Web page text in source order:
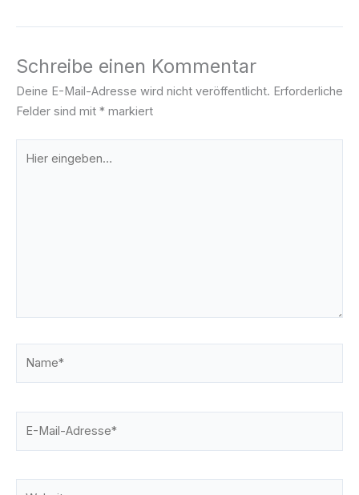
Schreibe einen Kommentar
Deine E-Mail-Adresse wird nicht veröffentlicht. Erforderliche
Felder sind mit * markiert
eingeben…